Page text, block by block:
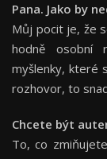
Pana. Jako by
Můj pocit je, že
hodně osobní
myšlenky, které
rozhovor, to
Chcete být
To, co